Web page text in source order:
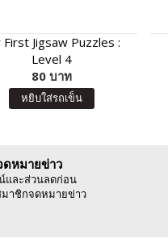
First Jigsaw Puzzles :
Level 4
80 บาท
หยิบใส่รถเข็น
หมายข่าว
และส่วนลดก่อน
มาชิกจดหมายข่าว